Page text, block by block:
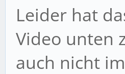
Leider hat
Video unten
auch nicht